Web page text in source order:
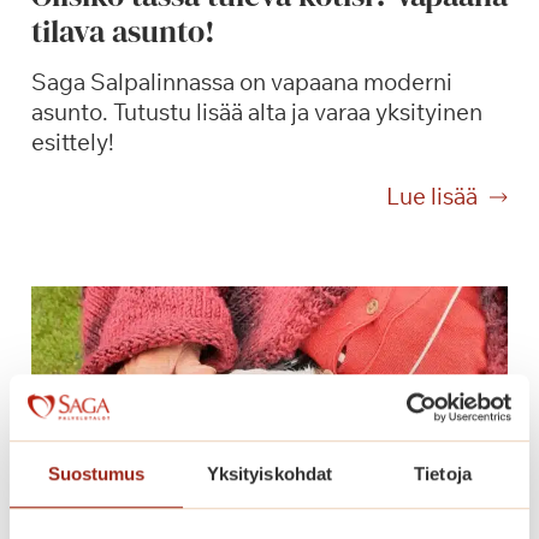
Suostumus Yksityiskohdat Tietoja
r
t
!
tilava asunto!
Saga Salpalinnassa on vapaana moderni
asunto. Tutustu lisää alta ja varaa yksityinen
esittely!
Lue lisää
O
s
i
k
o
ä